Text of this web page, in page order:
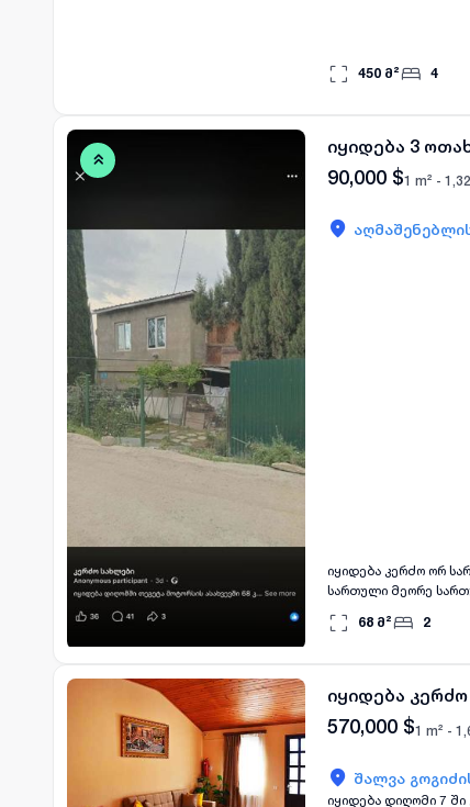
450 მ² 4
იყიდება 3
90,000 $1 m² -
იყიდება კერძო ორ
სართული მეორე
სართულზე მომატების
68 მ² 2
იყიდება
570,000 $1 m² -
შალვა
იყიდება დიღომი 7